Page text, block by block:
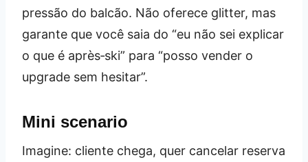
pressão do balcão. Não oferece glitter, mas
garante que você saia do “eu não sei explicar
o que é après‑ski” para “posso vender o
upgrade sem hesitar”.
Mini scenario
Imagine: cliente chega, quer cancelar reserva